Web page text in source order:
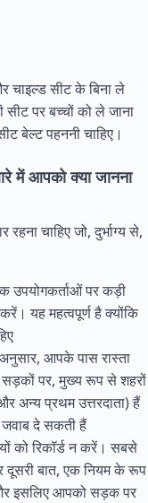
चाइल्ड सीट के बिना ले
पर बच्चों को ले जाना
बेल्ट पहननी चाहिए।
में आपको क्या जानना
चाहिए जो, दुर्भाग्य से,
पर कड़ी
यह महत्वपूर्ण है क्योंकि
आपके पास रास्ता
पर, मुख्य रूप से शहरों
अन्य प्रथम उत्तरदाता) हैं
दे सकती हैं
को रिकॉर्ड न करें। सबसे
दूसरी बात, एक नियम के रूप
इसलिए आपको सड़क पर